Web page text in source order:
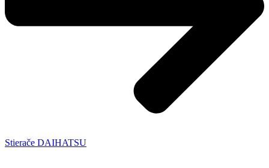
Stierače DAIHATSU